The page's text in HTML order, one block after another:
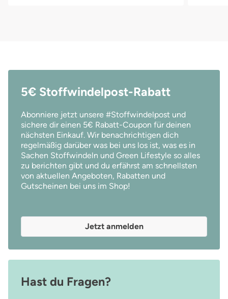
5€ Stoffwindelpost-Rabatt
Abonniere jetzt unsere #Stoffwindelpost und
sichere dir einen 5€ Rabatt-Coupon für deinen
nächsten Einkauf. Wir benachrichtigen dich
regelmäßig darüber was bei uns los ist, was es in
Sachen Stoffwindeln und Green Lifestyle so alles
zu berichten gibt und du erfährst am schnellsten
von aktuellen Angeboten, Rabatten und
Gutscheinen bei uns im Shop!
Jetzt anmelden
Hast du Fragen?